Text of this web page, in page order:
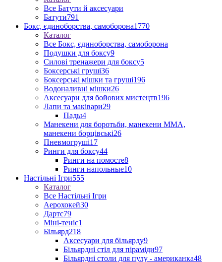
Все Батути й аксесуари
Батути791
Бокс, єдиноборства, самоборона1770
Каталог
Все Бокс, єдиноборства, самоборона
Подушки для боксу9
Силові тренажери для боксу5
Боксерські груші36
Боксерські мішки та груші196
Водоналивні мішки26
Аксесуари для бойових мистецтв196
Лапи та маківари29
Пады4
Манекени для боротьби, манекени ММА,
манекени борцівські26
Пневмогруші17
Ринги для боксу44
Ринги на помосте8
Ринги напольные10
Настільні Ігри555
Каталог
Все Настільні Ігри
Аерохокей30
Дартс79
Міні-теніс1
Більярд218
Аксесуари для більярду9
Більярдні стіл для піраміди97
Більярдні столи для пулу - американка48